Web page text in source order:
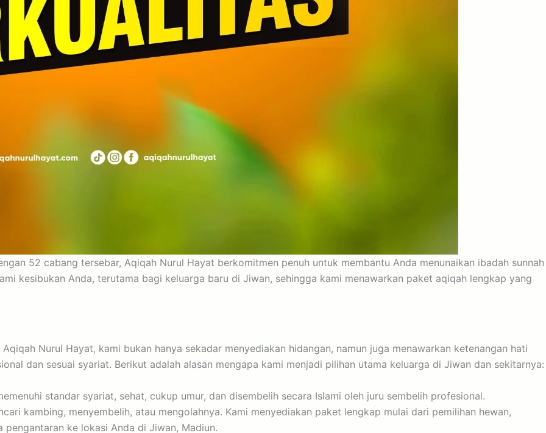
52 cabang tersebar, Aqiqah Nurul Hayat berkomitmen penuh untuk membantu Anda menunaikan ibadah sunnah
kesibukan Anda, terutama bagi keluarga baru di Jiwan, sehingga kami menawarkan paket aqiqah lengkap yang
Nurul Hayat, kami bukan hanya sekadar menyediakan hidangan, namun juga menawarkan ketenangan hati
dan sesuai syariat. Berikut adalah alasan mengapa kami menjadi pilihan utama keluarga di Jiwan dan sekitarnya:
standar syariat, sehat, cukup umur, dan disembelih secara Islami oleh juru sembelih profesional.
kambing, menyembelih, atau mengolahnya. Kami menyediakan paket lengkap mulai dari pemilihan hewan,
ke lokasi Anda di Jiwan, Madiun.